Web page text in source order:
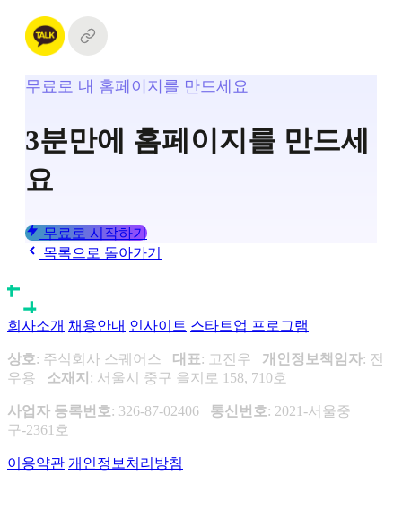
무료로 내 홈페이지를 만드세요
3분만에 홈페이지를 만드세
요
무료로 시작하기
목록으로 돌아가기
회사소개 채용안내 인사이트 스타트업 프로그램
상호: 주식회사 스퀘어스 대표: 고진우 개인정보책임자: 전
우용 소재지 : 서울시 중구 을지로 158, 710호
사업자 등록번호: 326-87-02406 통신번호: 2021-서울중
구-2361호
이용약관 개인정보처리방침